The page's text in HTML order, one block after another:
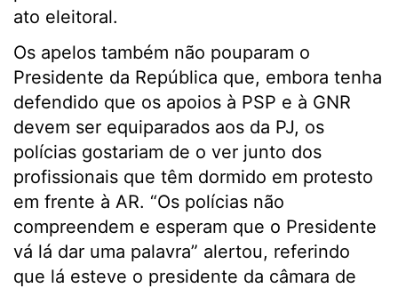
ato eleitoral.
Os apelos também não pouparam o
Presidente da República que, embora tenha
defendido que os apoios à PSP e à GNR
devem ser equiparados aos da PJ, os
polícias gostariam de o ver junto dos
profissionais que têm dormido em protesto
em frente à AR. “Os polícias não
compreendem e esperam que o Presidente
vá lá dar uma palavra” alertou, referindo
que lá esteve o presidente da câmara de